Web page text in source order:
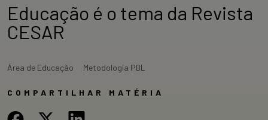
Educação é o tema da Revista
CESAR
Área de Educação Metodologia PBL
COMPARTILHAR MATÉRIA